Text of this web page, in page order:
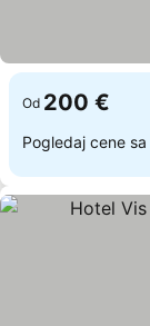
Od 200 €
Pogledaj cene sa